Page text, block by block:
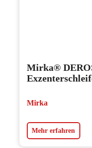
Mirka®
Mirka
Mehr erfahren